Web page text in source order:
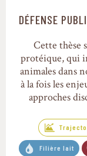
DÉFENSE
Cette thèse
protéique, qui
animales dans
à la fois les
approches
Filière lait